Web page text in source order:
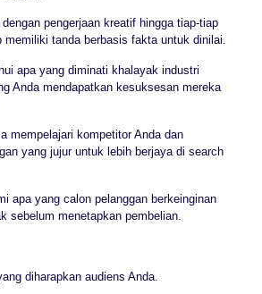
pengerjaan kreatif hingga tiap-tiap
memiliki tanda berbasis fakta untuk dinilai.
apa yang diminati khalayak industri
Anda mendapatkan kesuksesan mereka
mempelajari kompetitor Anda dan
yang jujur untuk lebih berjaya di search
apa yang calon pelanggan berkeinginan
sebelum menetapkan pembelian.
diharapkan audiens Anda.